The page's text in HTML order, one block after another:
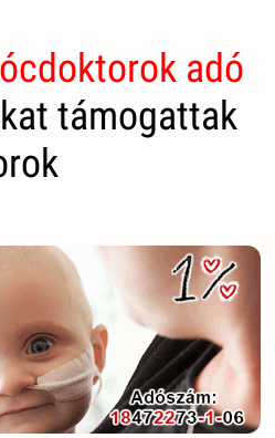
adó
támogattak